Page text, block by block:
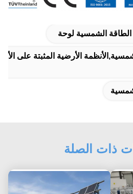
الشمسية لوحة
الأرضية المثبتة على
ذات الصلة